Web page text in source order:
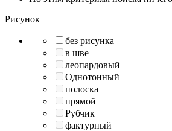
Рисунок
без рисунка
в шве
леопардовый
Однотонный
полоска
прямой
Рубчик
фактурный